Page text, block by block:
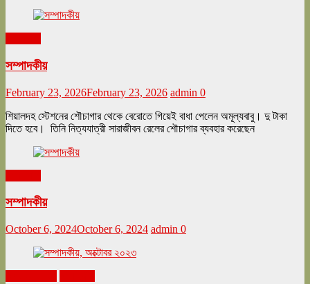
সম্পাদকীয়
February 23, 2026February 23, 2026 admin 0
শিয়ালদহ স্টেশনের শৌচাগার থেকে বেরোতে গিয়েই বাধা পেলেন অমূল্যবাবু। দু টাকা
দিতে হবে। তিনি নিত্যযাত্রী সারাজীবন রেলের শৌচাগার ব্যবহার করেছেন
সম্পাদকীয়
October 6, 2024October 6, 2024 admin 0